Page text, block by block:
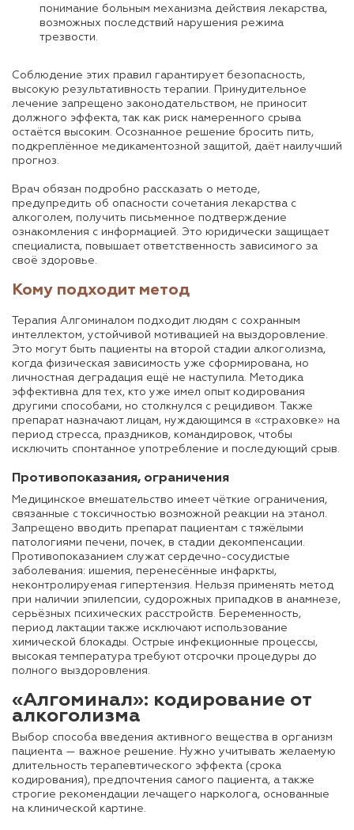
понимание больным механизма действия лекарства,
возможных последствий нарушения режима
трезвости.
Соблюдение этих правил гарантирует безопасность,
высокую результативность терапии. Принудительное
лечение запрещено законодательством, не приносит
должного эффекта, так как риск намеренного срыва
остаётся высоким. Осознанное решение бросить пить,
подкреплённое медикаментозной защитой, даёт наилучший
прогноз.
Врач обязан подробно рассказать о методе,
предупредить об опасности сочетания лекарства с
алкоголем, получить письменное подтверждение
ознакомления с информацией. Это юридически защищает
специалиста, повышает ответственность зависимого за
своё здоровье.
Кому подходит метод
Терапия Алгоминалом подходит людям с сохранным
интеллектом, устойчивой мотивацией на выздоровление.
Это могут быть пациенты на второй стадии алкоголизма,
когда физическая зависимость уже сформирована, но
личностная деградация ещё не наступила. Методика
эффективна для тех, кто уже имел опыт кодирования
другими способами, но столкнулся с рецидивом. Также
препарат назначают лицам, нуждающимся в «страховке» на
период стресса, праздников, командировок, чтобы
исключить спонтанное употребление и последующий срыв.
Противопоказания, ограничения
Медицинское вмешательство имеет чёткие ограничения,
связанные с токсичностью возможной реакции на этанол.
Запрещено вводить препарат пациентам с тяжёлыми
патологиями печени, почек, в стадии декомпенсации.
Противопоказанием служат сердечно-сосудистые
заболевания: ишемия, перенесённые инфаркты,
неконтролируемая гипертензия. Нельзя применять метод
при наличии эпилепсии, судорожных припадков в анамнезе,
серьёзных психических расстройств. Беременность,
период лактации также исключают использование
химической блокады. Острые инфекционные процессы,
высокая температура требуют отсрочки процедуры до
полного выздоровления.
«Алгоминал»: кодирование от
алкоголизма
Выбор способа введения активного вещества в организм
пациента — важное решение. Нужно учитывать желаемую
длительность терапевтического эффекта (срока
кодирования), предпочтения самого пациента, а также
строгие рекомендации лечащего нарколога, основанные
на клинической картине.